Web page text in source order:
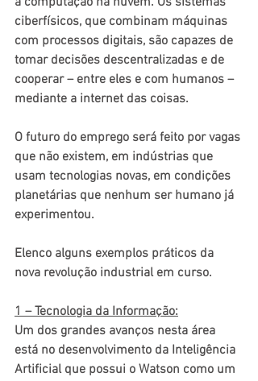
ciberfísicos, que combinam máquinas
com processos digitais, são capazes de
tomar decisões descentralizadas e de
cooperar – entre eles e com humanos –
mediante a internet das coisas.
O futuro do emprego será feito por vagas
que não existem, em indústrias que
usam tecnologias novas, em condições
planetárias que nenhum ser humano já
experimentou.
Elenco alguns exemplos práticos da
nova revolução industrial em curso.
1 – Tecnologia da Informação:
Um dos grandes avanços nesta área
está no desenvolvimento da Inteligência
Artificial que possui o Watson como um